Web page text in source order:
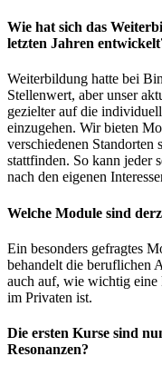
Wie hat sich das
letzten Jahren
Weiterbildung hatte bei
Stellenwert, aber unser
gezielter auf die
einzugehen. Wir bieten
verschiedenen Standorten
stattfinden. So kann jeder
nach den eigenen
Welche Module sind
Ein besonders gefragtes
behandelt die beruflichen
auch auf, wie wichtig eine
im Privaten ist.
Die ersten Kurse sind
Resonanzen?